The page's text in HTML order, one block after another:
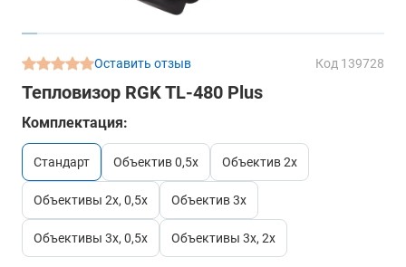
Оставить отзыв Код 139728
Тепловизор RGK TL-480 Plus
Комплектация:
стандарт объектив 0,5x объектив 2x
объективы 2x, 0,5x объектив 3x
объективы 3x, 0,5x объективы 3x, 2x